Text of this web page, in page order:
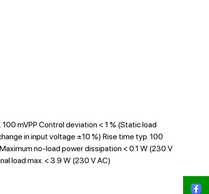
mVPP Control deviation < 1 % (Static load
in input voltage ±10 %) Rise time typ. 100
no-load power dissipation < 0.1 W (230 V
load max. < 3.9 W (230 V AC)